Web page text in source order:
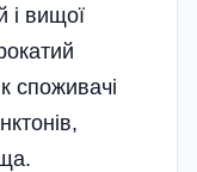
і вищої
споживачі